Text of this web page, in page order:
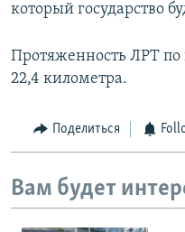
который государство
Протяженность ЛРТ по
22,4 километра.
Поделиться
Вам будет